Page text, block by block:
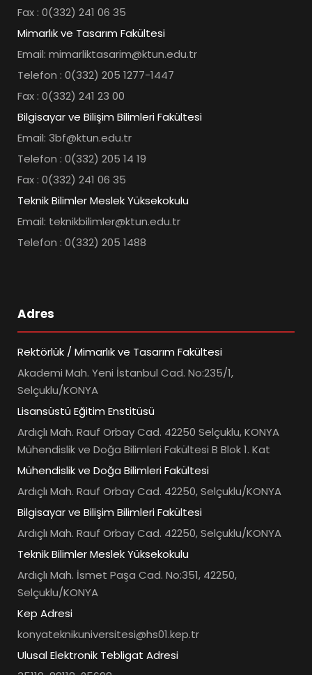
Fax : 0(332) 241 06 35
Mimarlık ve Tasarım Fakültesi
Email: mimarliktasarim@ktun.edu.tr
Telefon : 0(332) 205 1277-1447
Fax : 0(332) 241 23 00
Bilgisayar ve Bilişim Bilimleri Fakültesi
Email: 3bf@ktun.edu.tr
Telefon : 0(332) 205 14 19
Fax : 0(332) 241 06 35
Teknik Bilimler Meslek Yüksekokulu
Email: teknikbilimler@ktun.edu.tr
Telefon : 0(332) 205 1488
Adres
Rektörlük / Mimarlık ve Tasarım Fakültesi
Akademi Mah. Yeni İstanbul Cad. No:235/1,
Selçuklu/KONYA
Lisansüstü Eğitim Enstitüsü
Ardıçlı Mah. Rauf Orbay Cad. 42250 Selçuklu, KONYA
Mühendislik ve Doğa Bilimleri Fakültesi B Blok 1. Kat
Mühendislik ve Doğa Bilimleri Fakültesi
Ardıçlı Mah. Rauf Orbay Cad. 42250, Selçuklu/KONYA
Bilgisayar ve Bilişim Bilimleri Fakültesi
Ardıçlı Mah. Rauf Orbay Cad. 42250, Selçuklu/KONYA
Teknik Bilimler Meslek Yüksekokulu
Ardıçlı Mah. İsmet Paşa Cad. No:351, 42250,
Selçuklu/KONYA
Kep Adresi
konyateknikuniversitesi@hs01.kep.tr
Ulusal Elektronik Tebligat Adresi